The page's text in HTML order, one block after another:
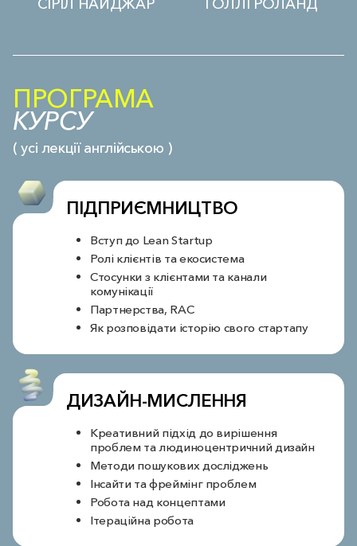
СІРІЛ НАЙДЖАР ГОЛЛІ РОЛАНД
ПРОГРАМА
КУРСУ
( усі лекції англійською )
ПІДПРИЄМНИЦТВО
Вступ до Lean Startup
Ролі клієнтів та екосистема
Стосунки з клієнтами та канали
комунікації
Партнерства, RAC
Як розповідати історію свого стартапу
ДИЗАЙН-МИСЛЕННЯ
Креативний підхід до вирішення
проблем та людиноцентричний дизайн
Методи пошукових досліджень
Інсайти та фреймінг проблем
Робота над концептами
Ітераційна робота